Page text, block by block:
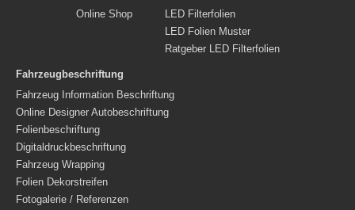
Online Shop
LED Filterfolien
LED Folien Muster
Ratgeber LED Filterfolien
Fahrzeugbeschriftung
Fahrzeug Information Beschriftung
Online Designer Autobeschriftung
Folienbeschriftung
Digitaldruckbeschriftung
Fahrzeug Wrapping
Folien Dekorstreifen
Fotogalerie / Referenzen